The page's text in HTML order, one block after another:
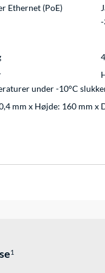
Ethernet (PoE)
-
under -10°C
mm x Højde: 160 mm x
1